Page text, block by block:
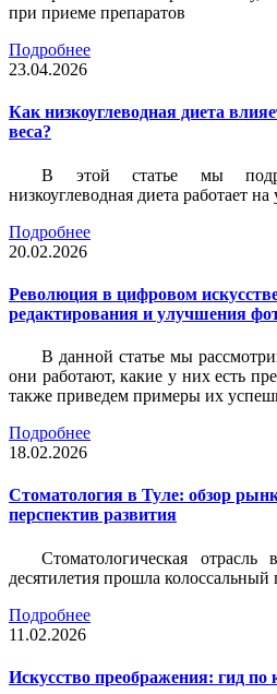
при приеме препаратов
Подробнее
23.04.2026
Как низкоуглеводная диета
веса?
В этой статье мы
низкоуглеводная диета работает
Подробнее
20.02.2026
Революция в цифровом
редактирования и улучшения
В данной статье мы
они работают, какие у них есть
также приведем примеры их
Подробнее
18.02.2026
Стоматология в Туле: обзор
перспектив развития
Стоматологическая
десятилетия прошла
Подробнее
11.02.2026
Искусство преображения: гид по